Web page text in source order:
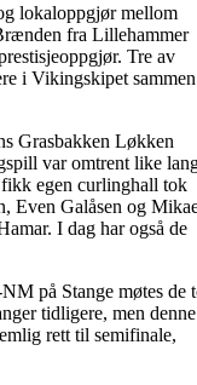
lokaloppgjør mellom
fra Lillehammer
Tre av
i Vikingskipet sammen
Grasbakken Løkken
var omtrent like
egen curlinghall tok
Even Galåsen og
I dag har også de
på Stange møtes de
tidligere, men denne
rett til semifinale,